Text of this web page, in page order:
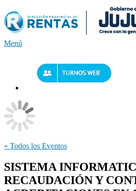
al
contenido
Menú
« Todos los Eventos
SISTEMA
RECAUDACIÓN Y